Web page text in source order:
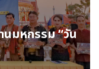
นมหกรรม “วัน